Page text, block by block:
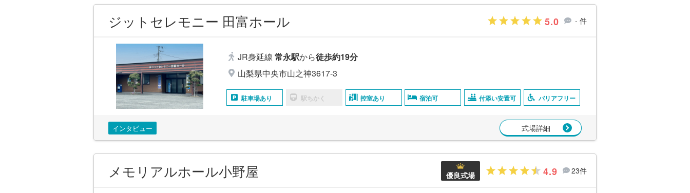
ジットセレモニー 田富ホール 5.0 - 件
JR身延線 常永駅から徒歩約19分
山梨県中央市山之神3617-3
駐車場あり 駅ちかく 控室あり 宿泊可 付添い安置可 バリアフリー
インタビュー 式場詳細
メモリアルホール小野屋 優良式場 4.9 23件